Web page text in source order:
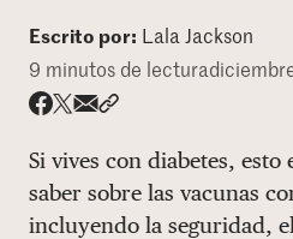
Quienes somos
DONAR
Escrito por: Lala Jackson
9 minutos de lectura
Si vives con diabetes, esto
saber sobre las vacunas
incluyendo la seguridad,